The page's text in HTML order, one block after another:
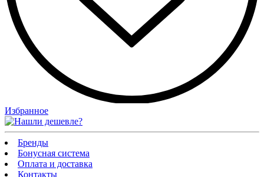
Избранное
Бренды
Бонусная система
Оплата и доставка
Контакты